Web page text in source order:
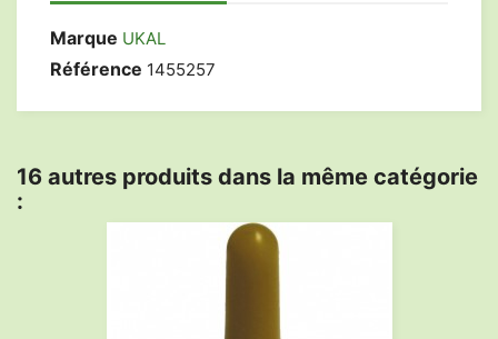
Marque UKAL
Référence 1455257
16 autres produits dans la même catégorie
: